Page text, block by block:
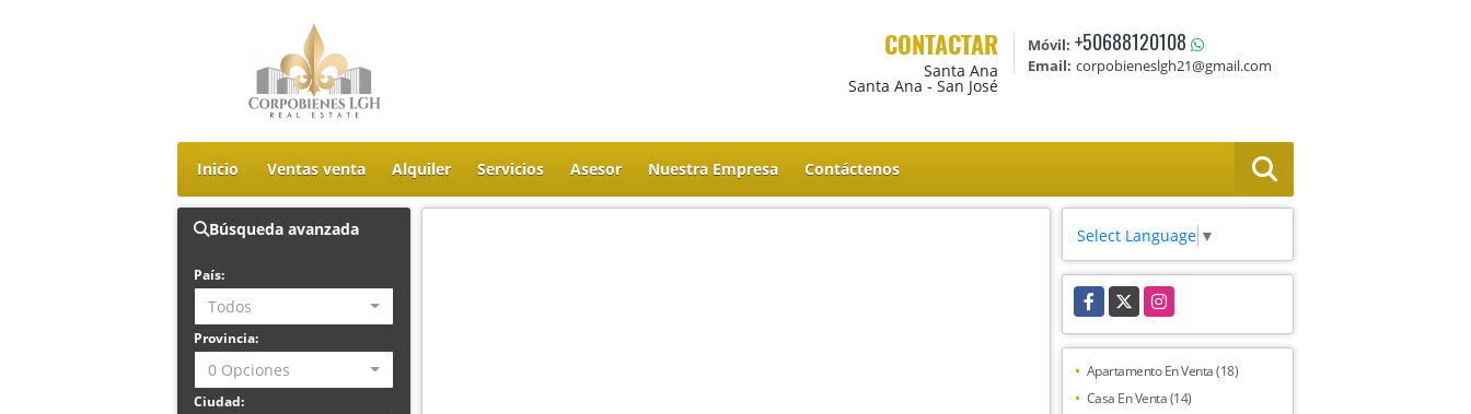
CONTACTAR
Santa Ana
Santa Ana - San José
Móvil: +50688120108
Email: corpobieneslgh21@gmail.com
Inicio Ventas venta Alquiler Servicios Asesor Nuestra Empresa Contáctenos
Búsqueda avanzada
País:
Todos
Provincia:
0 Opciones
Ciudad:
Select Language ▼
Facebook
X Instagram
Apartamento En Venta (18)
Casa En Venta (14)